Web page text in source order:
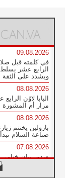
09.08.2026
في كلمته قبل صلاة
الرابع عشر
ويشدد على الثقة
08.08.2026
البابا لاوُن
مزار أم المشورة
08.08.2026
بارولين يختتم
صناعة السلام
07.08.2026
صدور بيان
بمشاركة الدائرة
07.08.2026